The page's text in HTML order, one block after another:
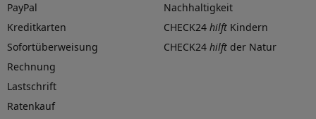
PayPal
Kreditkarten
Sofortüberweisung
Rechnung
Lastschrift
Ratenkauf
Nachhaltigkeit
CHECK24 hilft Kindern
CHECK24 hilft der Natur